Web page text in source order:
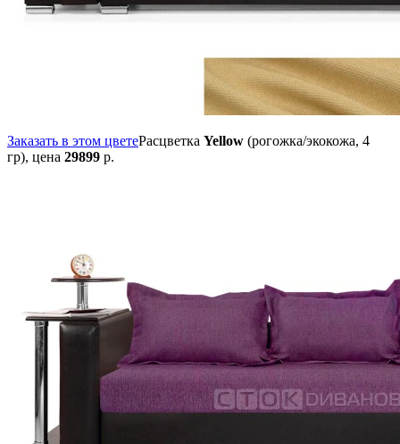
Заказать в этом цветеРасцветка Yellow (рогожка/экокожа, 4
гр), цена 29899 р.